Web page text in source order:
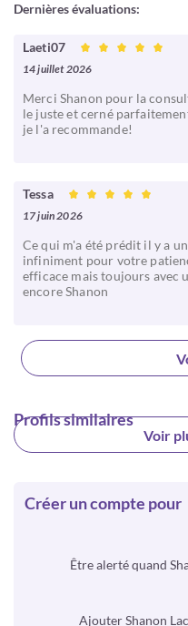
Dernières évaluations:
Laeti07
14 juillet 2026
Merci Shanon pour la
le juste et cerné
je l'a recommande!
Tessa
17 juin 2026
Ce qui m'a été prédit il y a
infiniment pour votre
efficace mais toujours avec
encore Shanon
Profils similaires
Voir
Créer un compte pour
Être alerté quand
Ajouter Shanon